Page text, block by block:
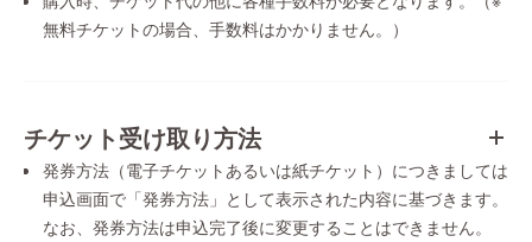
無料チケットの場合、手数料はかかりません。）
チケット受け取り方法
発券方法（電子チケットあるいは紙チケット）につきましては
申込画面で「発券方法」として表示された内容に基づきます。
なお、発券方法は申込完了後に変更することはできません。